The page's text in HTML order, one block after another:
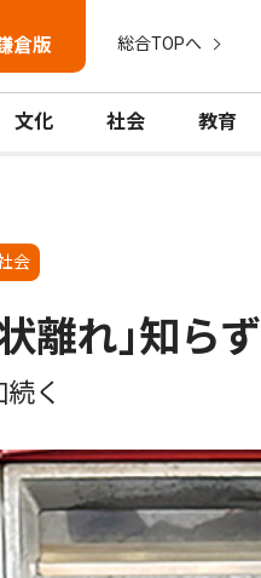
倉版 総合TOPへ
文化 社会 教育
会
離れ｣知らず
く